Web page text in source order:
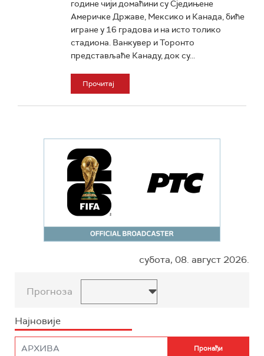
године чији домаћини су Сједињене
Америчке Државе, Мексико и Канада, биће
игране у 16 градова и на исто толико
стадиона. Ванкувер и Торонто
представљаће Канаду, док су...
Прочитај
субота, 08. август 2026.
Прогноза
Најновије